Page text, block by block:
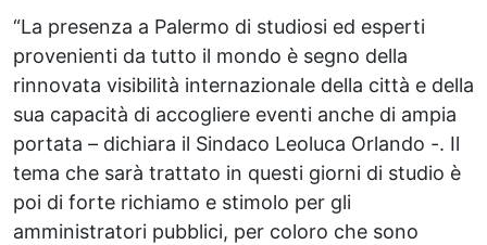
“La presenza a Palermo di studiosi ed esperti
provenienti da tutto il mondo è segno della
rinnovata visibilità internazionale della città e della
sua capacità di accogliere eventi anche di ampia
portata – dichiara il Sindaco Leoluca Orlando -. Il
tema che sarà trattato in questi giorni di studio è
poi di forte richiamo e stimolo per gli
amministratori pubblici, per coloro che sono